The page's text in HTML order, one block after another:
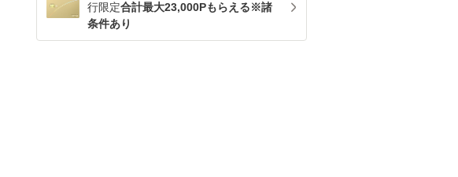
行限定合計最大23,000Pもらえる※諸
条件あり